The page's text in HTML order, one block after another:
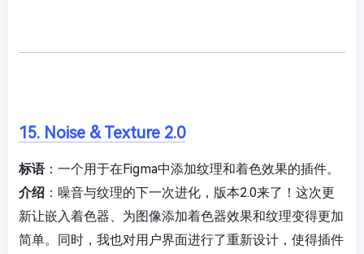
15. Noise & Texture 2.0
标语：一个用于在Figma中添加纹理和着色效果的插件。
介绍 ：噪音与纹理的下一次进化，版本2.0来了！这次更
新让嵌入着色器、为图像添加着色器效果和纹理变得更加
简单。同时，我也对用户界面进行了重新设计，使得插件